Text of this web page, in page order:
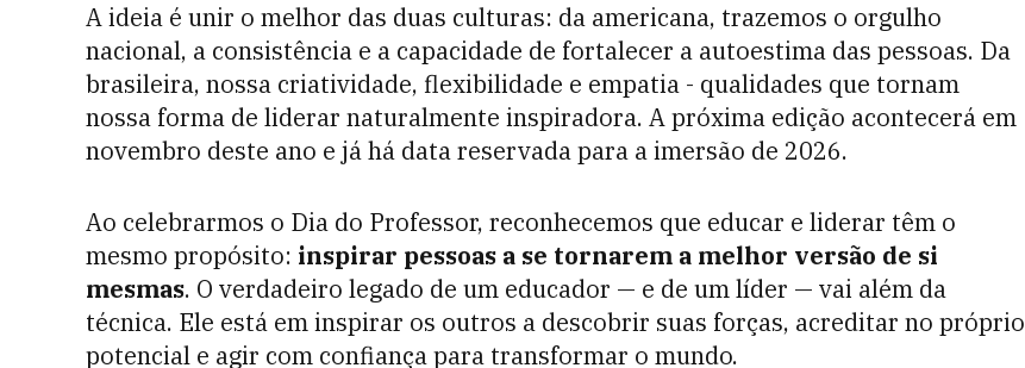
A ideia é unir o melhor das duas culturas: da americana, trazemos o orgulho
nacional, a consistência e a capacidade de fortalecer a autoestima das pessoas. Da
brasileira, nossa criatividade, flexibilidade e empatia - qualidades que tornam
nossa forma de liderar naturalmente inspiradora. A próxima edição acontecerá em
novembro deste ano e já há data reservada para a imersão de 2026.
Ao celebrarmos o Dia do Professor, reconhecemos que educar e liderar têm o
mesmo propósito: inspirar pessoas a se tornarem a melhor versão de si
mesmas. O verdadeiro legado de um educador — e de um líder — vai além da
técnica. Ele está em inspirar os outros a descobrir suas forças, acreditar no próprio
potencial e agir com confiança para transformar o mundo.